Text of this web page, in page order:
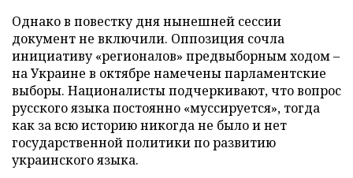
Однако в повестку дня нынешней сессии
документ не включили. Оппозиция сочла
инициативу «регионалов» предвыборным ходом –
на Украине в октябре намечены парламентские
выборы. Националисты подчеркивают, что вопрос
русского языка постоянно «муссируется», тогда
как за всю историю никогда не было и нет
государственной политики по развитию
украинского языка.